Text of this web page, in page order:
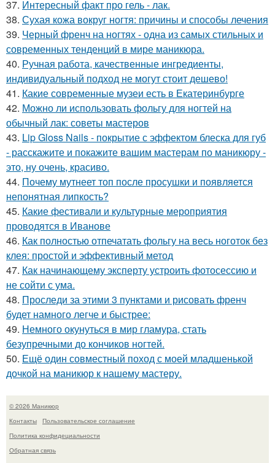
37. Интересный факт про гель - лак.
38. Сухая кожа вокруг ногтя: причины и способы лечения
39. Черный френч на ногтях - одна из самых стильных и
современных тенденций в мире маникюра.
40. Ручная работа, качественные ингредиенты,
индивидуальный подход не могут стоит дешево!
41. Какие современные музеи есть в Екатеринбурге
42. Можно ли использовать фольгу для ногтей на
обычный лак: советы мастеров
43. Lip Gloss Nails - покрытие с эффектом блеска для губ
- расскажите и покажите вашим мастерам по маникюру -
это, ну очень, красиво.
44. Почему мутнеет топ после просушки и появляется
непонятная липкость?
45. Какие фестивали и культурные мероприятия
проводятся в Иванове
46. Как полностью отпечатать фольгу на весь ноготок без
клея: простой и эффективный метод
47. Как начинающему эксперту устроить фотосессию и
не сойти с ума.
48. Проследи за этими 3 пунктами и рисовать френч
будет намного легче и быстрее:
49. Немного окунуться в мир гламура, стать
безупречными до кончиков ногтей.
50. Ещё один совместный поход с моей младшенькой
дочкой на маникюр к нашему мастеру.
© 2026 Маникюр
Контакты
Пользовательское соглашение
Политика конфидециальности
Обратная связь